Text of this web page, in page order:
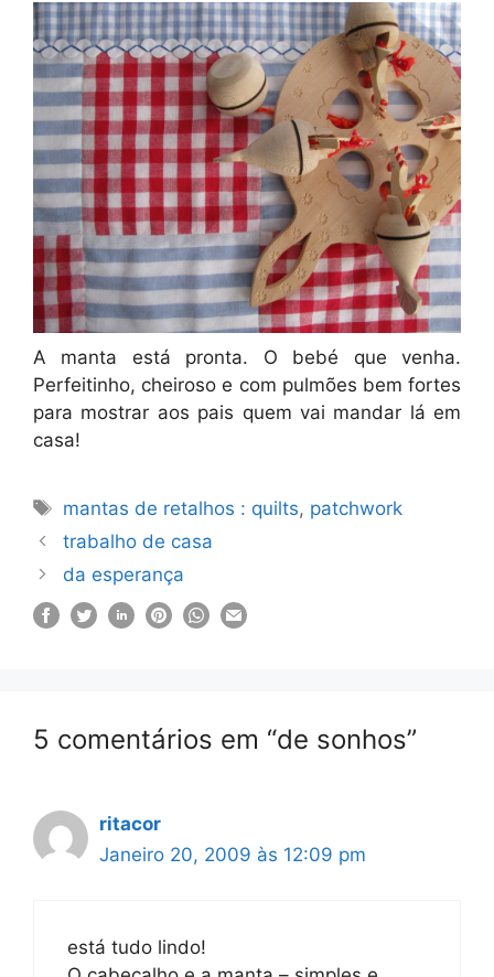
A manta está pronta. O bebé que venha.
Perfeitinho, cheiroso e com pulmões bem fortes
para mostrar aos pais quem vai mandar lá em
casa!
Etiquetas
mantas de retalhos : quilts, patchwork
trabalho de casa
da esperança
5 comentários em “de sonhos”
ritacor
Janeiro 20, 2009 às 12:09 pm
está tudo lindo!